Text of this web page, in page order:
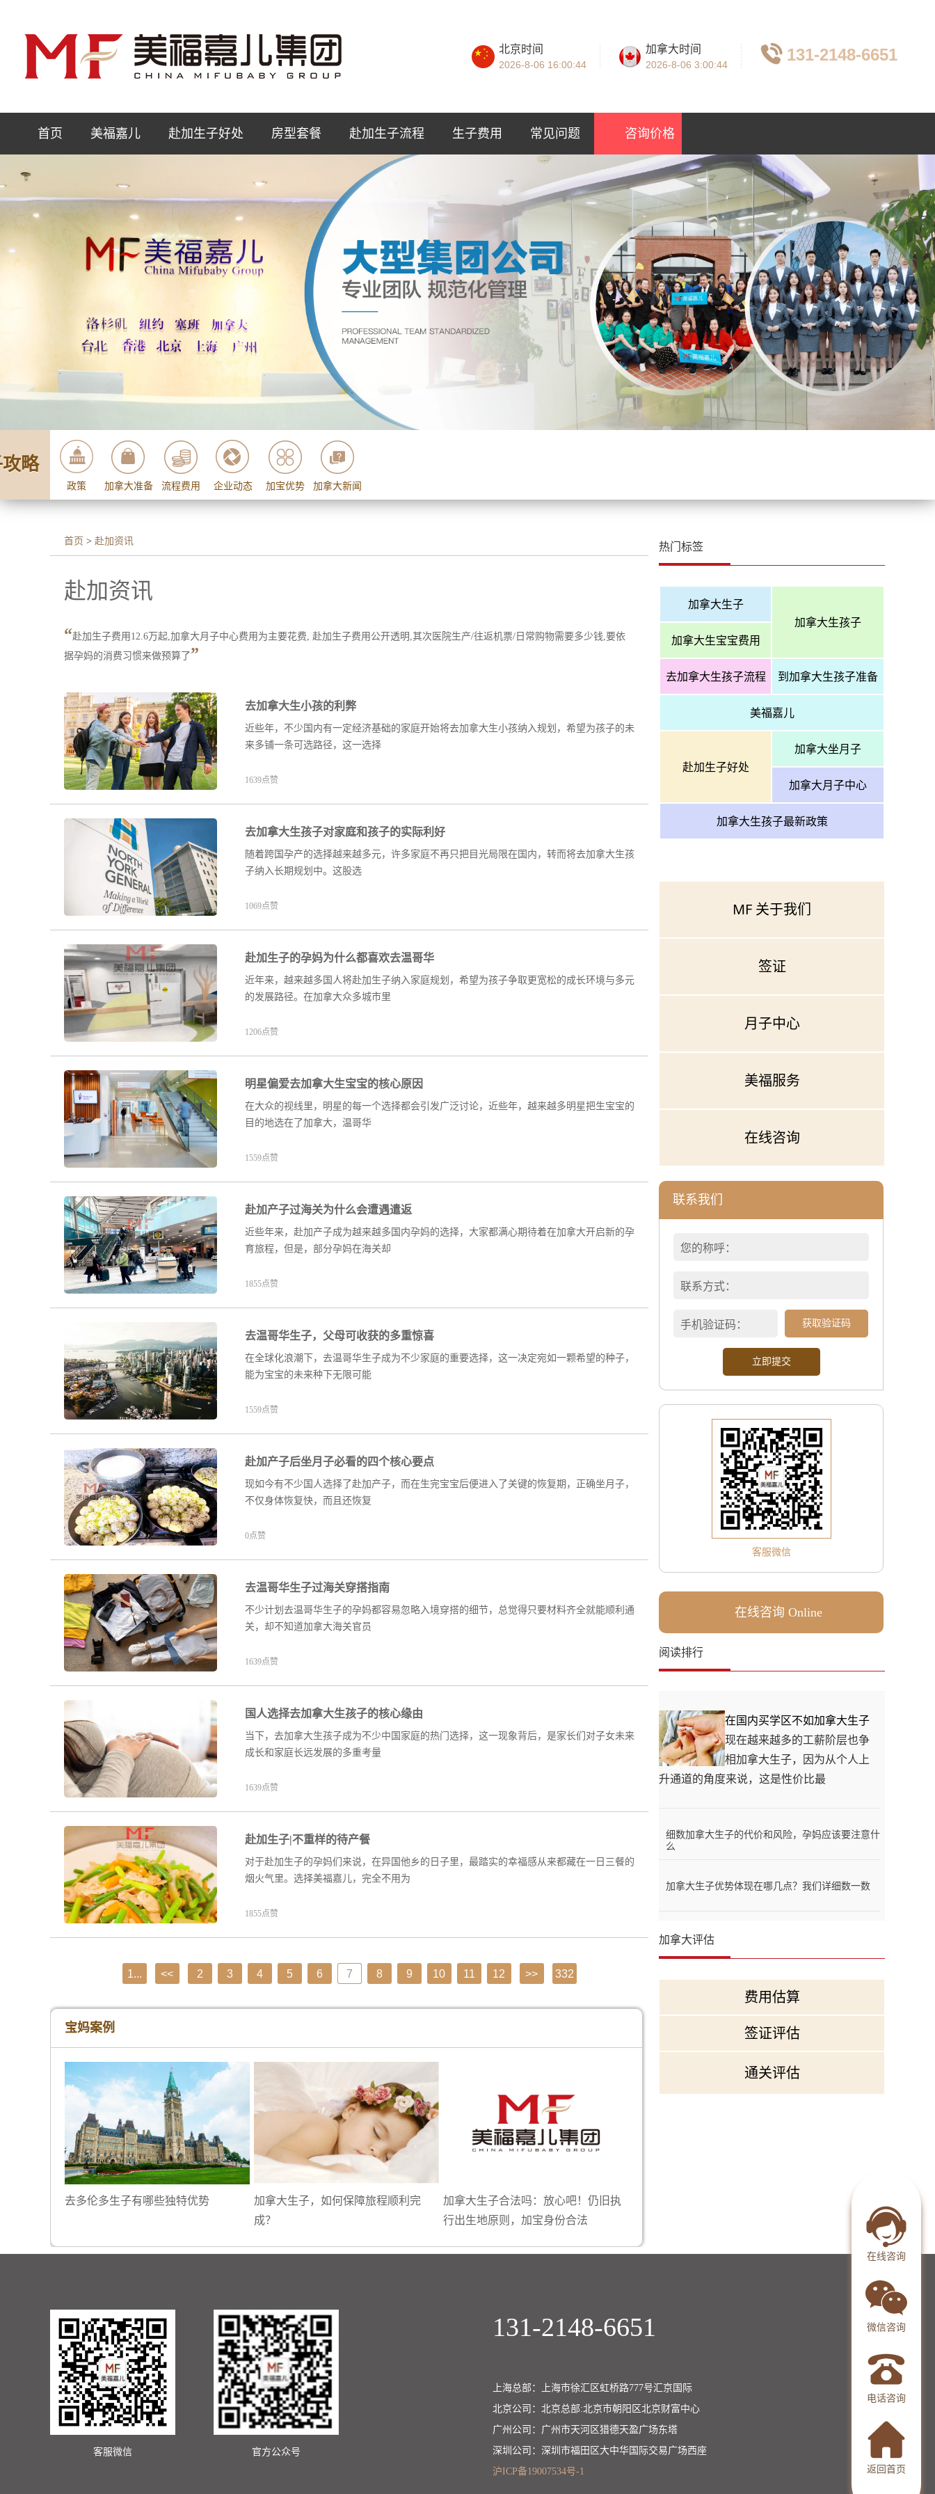
北京时间
2026-8-06 16:00:46
加拿大时间
2026-8-06 3:00:46
131-2148-6651
首页 美福嘉儿 赴加生子好处 房型套餐 赴加生子流程 生子费用 常见问题 咨询价格
略
政策 加拿大准备 流程费用 企业动态 加宝优势 加拿大新闻
首页 > 赴加资讯
赴加资讯
“赴加生子费用12.6万起,加拿大月子中心费用为主要花费, 赴加生子费用公开透明,其次医院生产/往返机票/日常购物需要多少钱,要依
据孕妈的消费习惯来做预算了 ”
去加拿大生小孩的利弊
近些年，不少国内有一定经济基础的家庭开始将去加拿大生小孩纳入规划，希望为孩子的未
来多铺一条可选路径，这一选择
1639点赞
去加拿大生孩子对家庭和孩子的实际利好
随着跨国孕产的选择越来越多元，许多家庭不再只把目光局限在国内，转而将去加拿大生孩
子纳入长期规划中。这股选
1069点赞
赴加生子的孕妈为什么都喜欢去温哥华
近年来，越来越多国人将赴加生子纳入家庭规划，希望为孩子争取更宽松的成长环境与多元
的发展路径。在加拿大众多城市里
1206点赞
明星偏爱去加拿大生宝宝的核心原因
在大众的视线里，明星的每一个选择都会引发广泛讨论，近些年，越来越多明星把生宝宝的
目的地选在了加拿大，温哥华
1559点赞
赴加产子过海关为什么会遭遇遣返
近些年来，赴加产子成为越来越多国内孕妈的选择，大家都满心期待着在加拿大开启新的孕
育旅程，但是，部分孕妈在海关却
1855点赞
去温哥华生子，父母可收获的多重惊喜
在全球化浪潮下，去温哥华生子成为不少家庭的重要选择，这一决定宛如一颗希望的种子，
能为宝宝的未来种下无限可能
1559点赞
赴加产子后坐月子必看的四个核心要点
现如今有不少国人选择了赴加产子，而在生完宝宝后便进入了关键的恢复期，正确坐月子，
不仅身体恢复快，而且还恢复
0点赞
去温哥华生子过海关穿搭指南
不少计划去温哥华生子的孕妈都容易忽略入境穿搭的细节，总觉得只要材料齐全就能顺利通
关，却不知道加拿大海关官员
1639点赞
国人选择去加拿大生孩子的核心缘由
当下，去加拿大生孩子成为不少中国家庭的热门选择，这一现象背后，是家长们对子女未来
成长和家庭长远发展的多重考量
1639点赞
赴加生子|不重样的待产餐
对于赴加生子的孕妈们来说，在异国他乡的日子里，最踏实的幸福感从来都藏在一日三餐的
烟火气里。选择美福嘉儿，完全不用为
1855点赞
1... << 2 3 4 5 6 7 8 9 10 11 12 >> 332
宝妈案例
去多伦多生子有哪些独特优势
加拿大生子，如何保障旅程顺利完
成？
加拿大生子合法吗：放心吧！仍旧执
行出生地原则，加宝身份合法
热门标签
加拿大生子
加拿大生孩子
加拿大生宝宝费用
去加拿大生孩子流程 到加拿大生孩子准备
美福嘉儿
赴加生子好处
加拿大坐月子
加拿大月子中心
加拿大生孩子最新政策
MF 关于我们
签证
月子中心
美福服务
在线咨询
联系我们
获取验证码
客服微信
在线咨询 Online
阅读排行
在国内买学区不如加拿大生子
现在越来越多的工薪阶层也争
相加拿大生子，因为从个人上
升通道的角度来说，这是性价比最
细数加拿大生子的代价和风险，孕妈应该要注意什
么
加拿大生子优势体现在哪几点？我们详细数一数
加拿大评估
费用估算
签证评估
通关评估
在线咨询
微信咨询
电话咨询
返回首页
客服微信 官方公众号
131-2148-6651
上海总部：上海市徐汇区虹桥路777号汇京国际
北京公司：北京总部:北京市朝阳区北京财富中心
广州公司：广州市天河区猎德天盈广场东塔
深圳公司：深圳市福田区大中华国际交易广场西座
沪ICP备19007534号-1